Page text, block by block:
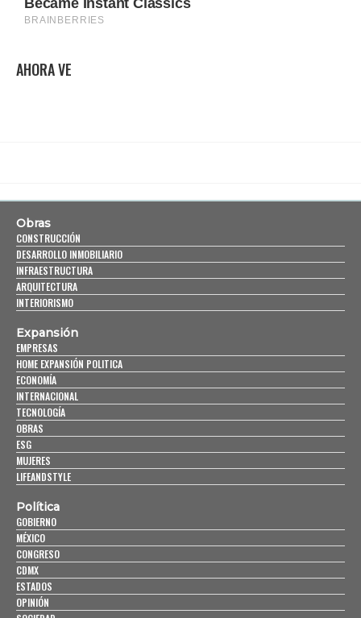
AHORA VE
Obras
CONSTRUCCIÓN
DESARROLLO INMOBILIARIO
INFRAESTRUCTURA
ARQUITECTURA
INTERIORISMO
Expansión
EMPRESAS
HOME EXPANSIÓN POLITICA
ECONOMÍA
INTERNACIONAL
TECNOLOGÍA
OBRAS
ESG
MUJERES
LIFEANDSTYLE
Política
GOBIERNO
MÉXICO
CONGRESO
CDMX
ESTADOS
OPINIÓN